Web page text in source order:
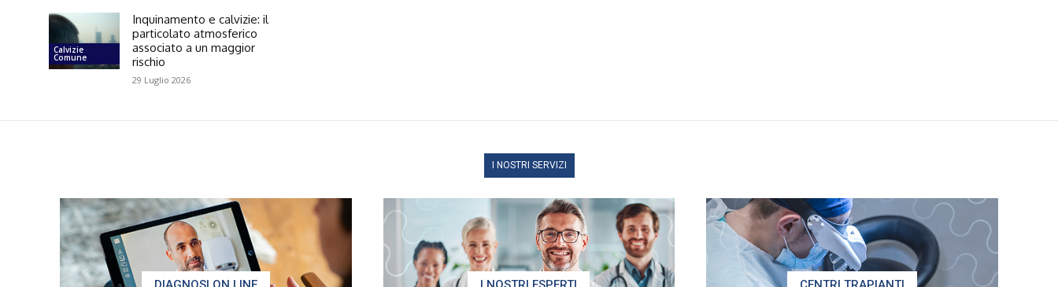
Calvizie
Comune
Inquinamento e calvizie: il
particolato atmosferico
associato a un maggior
rischio
29 Luglio 2026
I NOSTRI SERVIZI